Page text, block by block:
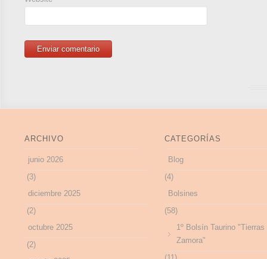
ARCHIVO
junio 2026
(3)
diciembre 2025
(2)
octubre 2025
(2)
CATEGORÍAS
Blog
(4)
Bolsines
(58)
1º Bolsín Taurino "Tierras
Zamora"